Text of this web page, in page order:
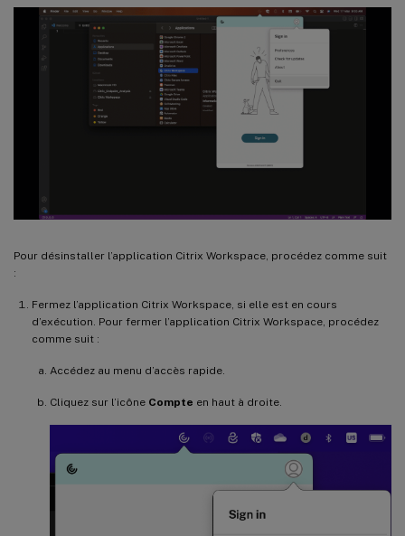
Pour désinstaller l’application Citrix Workspace, procédez comme suit
:
Fermez l’application Citrix Workspace, si elle est en cours
d’exécution. Pour fermer l’application Citrix Workspace, procédez
comme suit :
Accédez au menu d’accès rapide.
Cliquez sur l’icône Compte en haut à droite.